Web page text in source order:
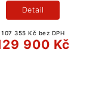
107 355 Kč bez DPH
900 Kč
Detail